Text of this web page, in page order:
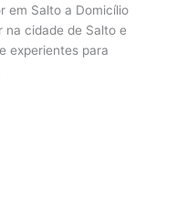
em Salto a Domicílio
na cidade de Salto e
experientes para